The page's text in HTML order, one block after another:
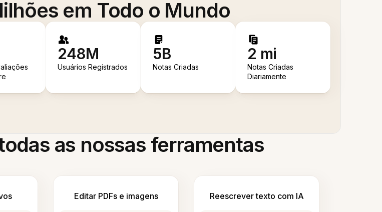
em Todo o Mundo
248M
Usuários Registrados
5B
Notas Criadas
2 mi
Notas Criadas
Diariamente
as nossas ferramentas
Editar PDFs e imagens Reescrever texto com IA